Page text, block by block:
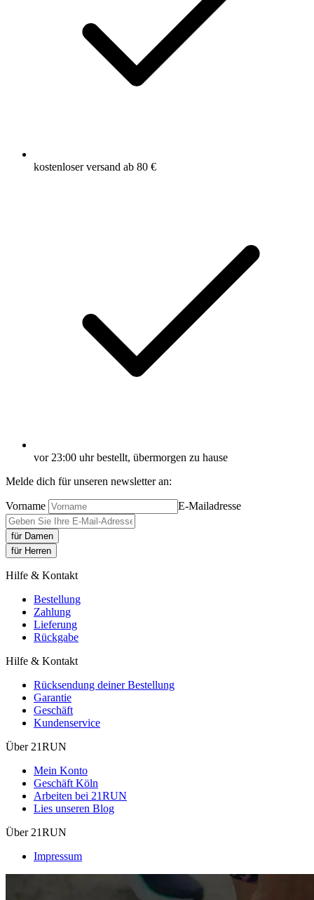
kostenloser versand ab 80 €
vor 23:00 uhr bestellt, übermorgen zu hause
Melde dich für unseren newsletter an:
Vorname E-Mailadresse
für Damen
für Herren
Hilfe & Kontakt
Bestellung
Zahlung
Lieferung
Rückgabe
Hilfe & Kontakt
Rücksendung deiner Bestellung
Garantie
Geschäft
Kundenservice
Über 21RUN
Mein Konto
Geschäft Köln
Arbeiten bei 21RUN
Lies unseren Blog
Über 21RUN
Impressum